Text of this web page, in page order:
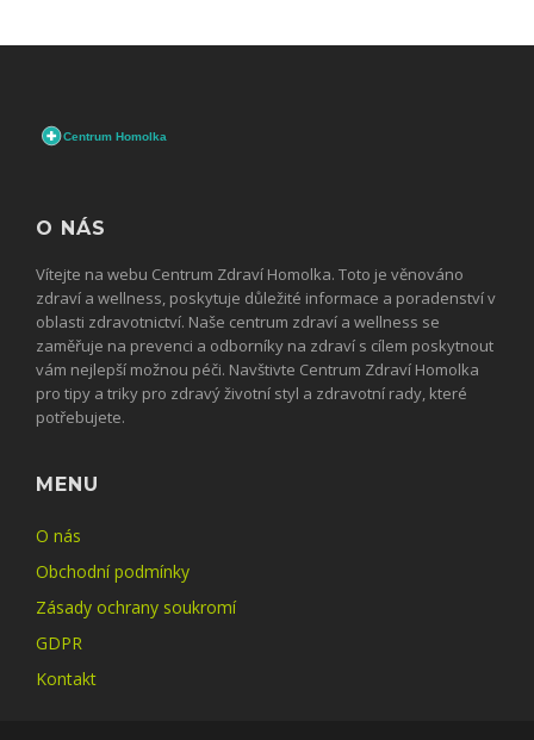
O NÁS
Vítejte na webu Centrum Zdraví Homolka. Toto je věnováno
zdraví a wellness, poskytuje důležité informace a poradenství v
oblasti zdravotnictví. Naše centrum zdraví a wellness se
zaměřuje na prevenci a odborníky na zdraví s cílem poskytnout
vám nejlepší možnou péči. Navštivte Centrum Zdraví Homolka
pro tipy a triky pro zdravý životní styl a zdravotní rady, které
potřebujete.
MENU
O nás
Obchodní podmínky
Zásady ochrany soukromí
GDPR
Kontakt